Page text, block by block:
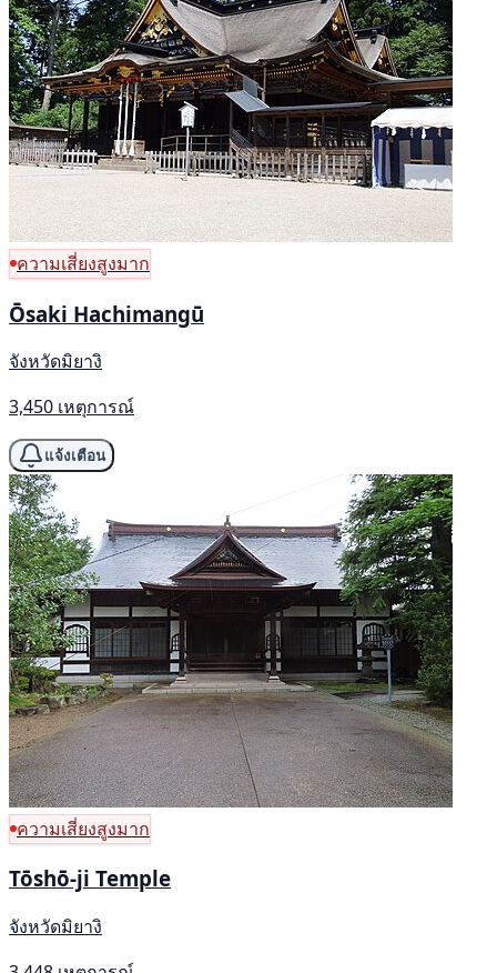
ความเสี่ยงสูงมาก
Ōsaki Hachimangū
จังหวัดมิยางิ
3,450 เหตุการณ์
แจ้งเตือน
ความเสี่ยงสูงมาก
Tōshō-ji Temple
จังหวัดมิยางิ